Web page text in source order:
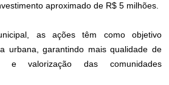
aproximado de R$ 5 milhões.
as ações têm como objetivo
urbana, garantindo mais qualidade de
e valorização das comunidades